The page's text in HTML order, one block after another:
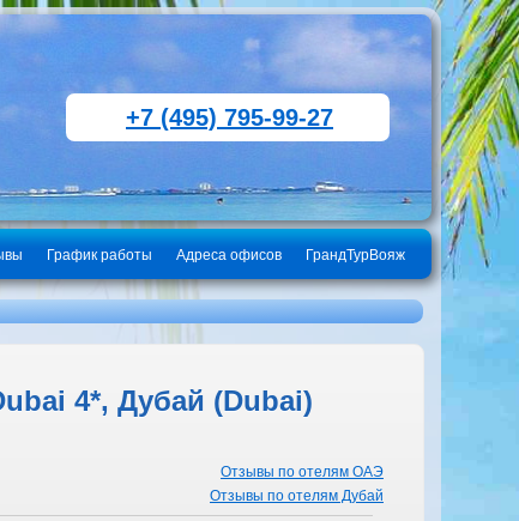
+7 (495) 795-99-27
ГрандТурВояж
Адреса офисов
График работы
4*, Дубай (Dubai)
Отзывы по отелям ОАЭ
Отзывы по отелям Дубай